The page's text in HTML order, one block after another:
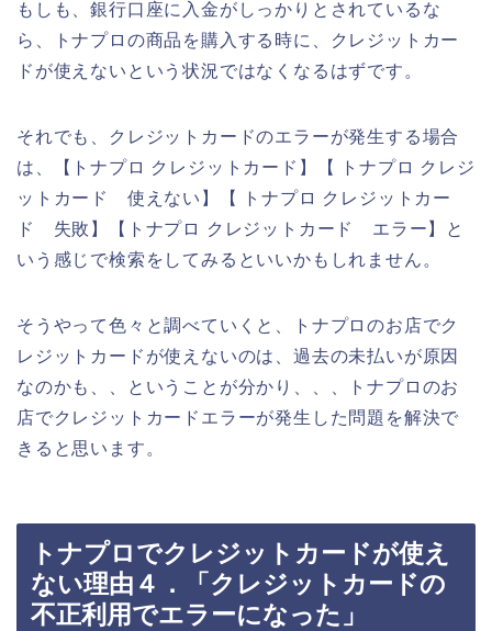
もしも、銀行口座に入金がしっかりとされているな
ら、トナプロの商品を購入する時に、クレジットカー
ドが使えないという状況ではなくなるはずです。
それでも、クレジットカードのエラーが発生する場合
は、【トナプロ クレジットカード】【 トナプロ クレジ
ットカード 使えない】【 トナプロ クレジットカー
ド 失敗】【トナプロ クレジットカード エラー】と
いう感じで検索をしてみるといいかもしれません。
そうやって色々と調べていくと、トナプロのお店でク
レジットカードが使えないのは、過去の未払いが原因
なのかも、、ということが分かり、、、トナプロのお
店でクレジットカードエラーが発生した問題を解決で
きると思います。
トナプロでクレジットカードが使え
ない理由４．「クレジットカードの
不正利用でエラーになった」